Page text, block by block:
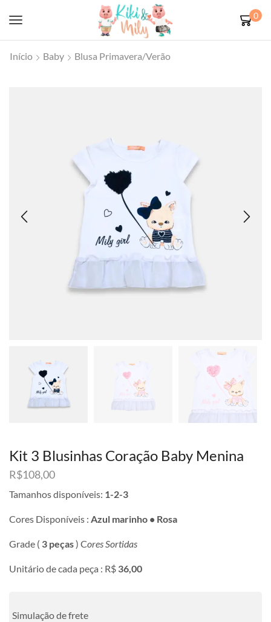
0
Início Baby Blusa Primavera/Verão
Kit 3 Blusinhas Coração Baby Menina
R$108,00
Tamanhos disponíveis: 1-2-3
Cores Disponíveis : Azul marinho • Rosa
Grade ( 3 peças) Cores Sortidas
Unitário de cada peça : R$ 36,00
Simulação de frete